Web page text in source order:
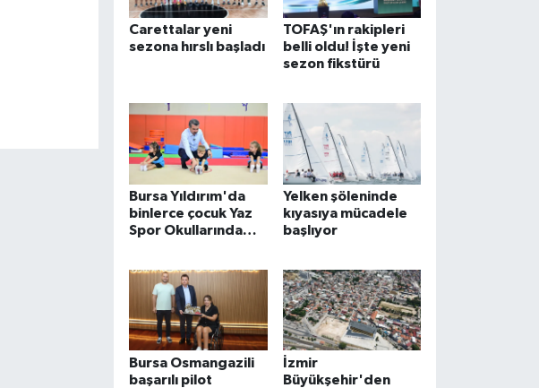
Carettalar yeni
sezona hırslı başladı
TOFAŞ'ın rakipleri
belli oldu! İşte yeni
sezon fikstürü
Bursa Yıldırım'da
binlerce çocuk Yaz
Spor Okullarında
Yelken şöleninde
kıyasıya mücadele
başlıyor
Bursa Osmangazili
başarılı pilot
İzmir
Büyükşehir'den